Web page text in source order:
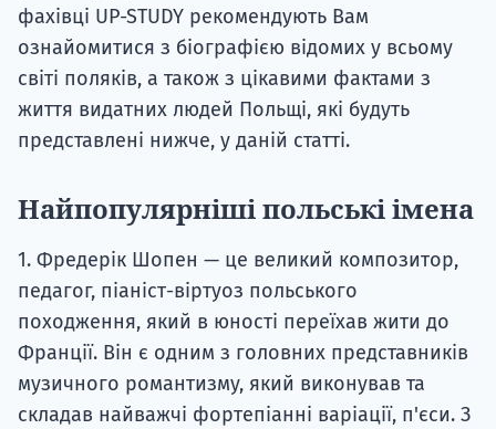
фахівці UP-STUDY рекомендують Вам
ознайомитися з біографією відомих у всьому
світі поляків, а також з цікавими фактами з
життя видатних людей Польщі, які будуть
представлені нижче, у даній статті.
Найпопулярніші польські імена
1. Фредерік Шопен — це великий композитор,
педагог, піаніст-віртуоз польського
походження, який в юності переїхав жити до
Франції. Він є одним з головних представників
музичного романтизму, який виконував та
складав найважчі фортепіанні варіації, п'єси. З